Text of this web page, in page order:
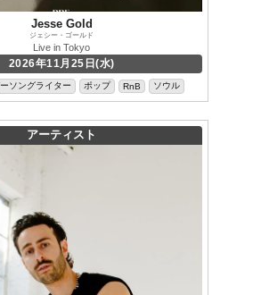
Jesse Gold
ジェシー・ゴールド
Live in Tokyo
2026年11月25日(水)
ソングライター ポップ RnB ソウル
アーティスト